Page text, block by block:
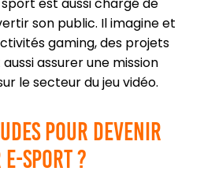
son public. Il imagine et
gaming, des projets
assurer une mission
le secteur du jeu vidéo.
pour devenir
sport ?